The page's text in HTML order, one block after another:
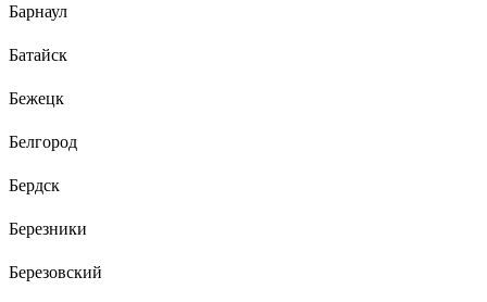
Барнаул
Батайск
Бежецк
Белгород
Бердск
Березники
Березовский